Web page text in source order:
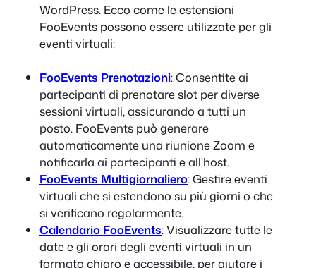
WordPress. Ecco come le estensioni
FooEvents possono essere utilizzate per gli
eventi virtuali:
FooEvents Prenotazioni: Consentite ai
partecipanti di prenotare slot per diverse
sessioni virtuali, assicurando a tutti un
posto. FooEvents può generare
automaticamente una riunione Zoom e
notificarla ai partecipanti e all'host.
FooEvents Multigiornaliero: Gestire eventi
virtuali che si estendono su più giorni o che
si verificano regolarmente.
Calendario FooEvents: Visualizzare tutte le
date e gli orari degli eventi virtuali in un
formato chiaro e accessibile, per aiutare i